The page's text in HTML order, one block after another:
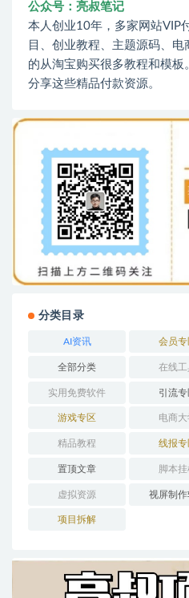
公众号：亮叔笔记
本人创业10年，多家网站VIP
目、创业教程、主题源码、
的从淘宝购买很多教程和模
分享这些精品付款资源。
分类目录
AI资讯 会员专
全部分类 在线工
实用免费软件 引流专
游戏专区 电商大
精品教程 线报专
置顶文章 脚本
虚拟资源 视屏制
项目拆解